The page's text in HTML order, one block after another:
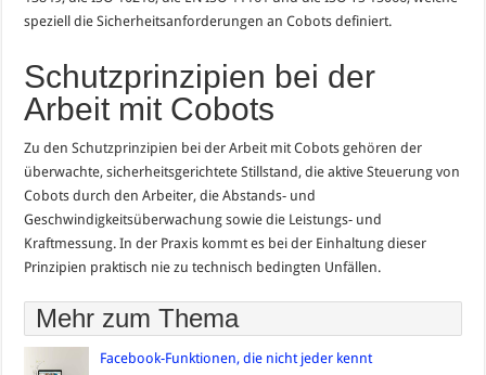
speziell die Sicherheitsanforderungen an Cobots definiert.
Schutzprinzipien bei der
Arbeit mit Cobots
Zu den Schutzprinzipien bei der Arbeit mit Cobots gehören der
überwachte, sicherheitsgerichtete Stillstand, die aktive Steuerung von
Cobots durch den Arbeiter, die Abstands- und
Geschwindigkeitsüberwachung sowie die Leistungs- und
Kraftmessung. In der Praxis kommt es bei der Einhaltung dieser
Prinzipien praktisch nie zu technisch bedingten Unfällen.
Mehr zum Thema
Facebook-Funktionen, die nicht jeder kennt